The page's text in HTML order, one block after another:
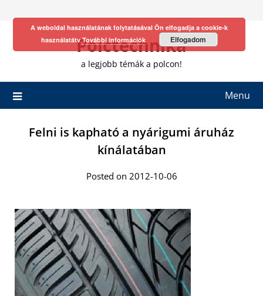
Polctechnika
a legjobb témák a polcon!
Menu
Felni is kapható a nyárigumi áruház
kínálatában
Posted on 2012-10-06
A weboldal használatának folytatásával Ön elfogadja a cookie-k
használatátvTovábbi információk Elfogadom